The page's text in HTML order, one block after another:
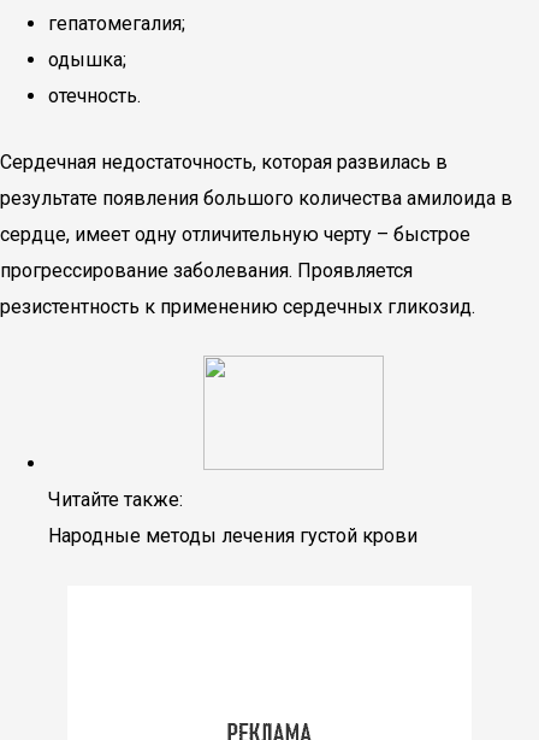
гепатомегалия;
одышка;
отечность.
Сердечная недостаточность, которая развилась в
результате появления большого количества амилоида в
сердце, имеет одну отличительную черту – быстрое
прогрессирование заболевания. Проявляется
резистентность к применению сердечных гликозид.
Читайте также:
Народные методы лечения густой крови